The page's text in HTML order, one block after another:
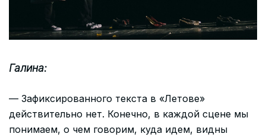
Галина:
— Зафиксированного текста в «Летове»
действительно нет. Конечно, в каждой сцене мы
понимаем, о чем говорим, куда идем, видны